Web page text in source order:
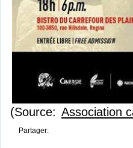
(Source: Association
Partager: